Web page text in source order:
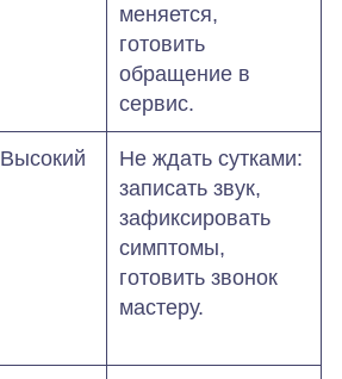
меняется,
готовить
обращение в
сервис.
Высокий
Не ждать сутками:
записать звук,
зафиксировать
симптомы,
готовить звонок
мастеру.